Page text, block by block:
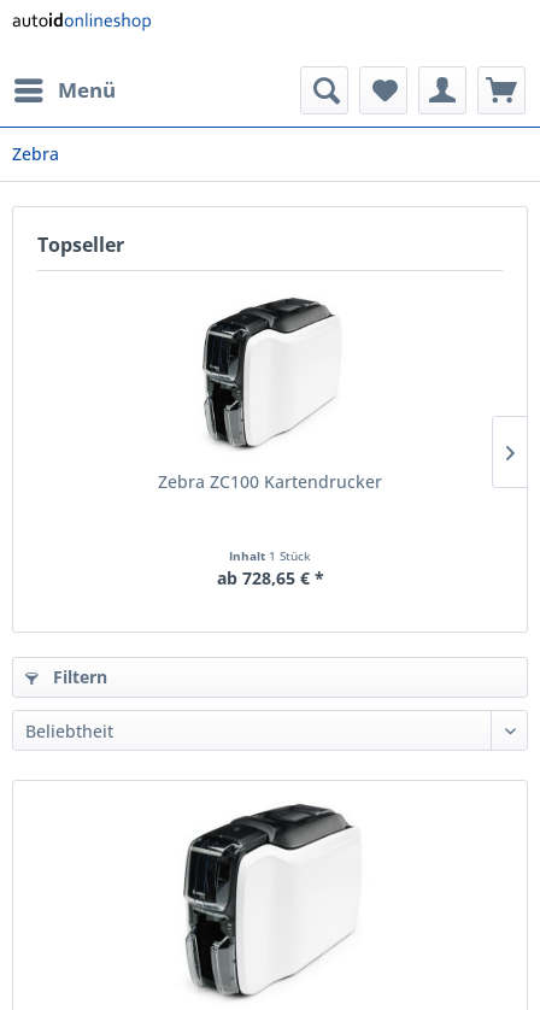
Menü
Zebra
Topseller
Zebra ZC100 Kartendrucker
Inhalt 1 Stück
ab 728,65 € *
Filtern